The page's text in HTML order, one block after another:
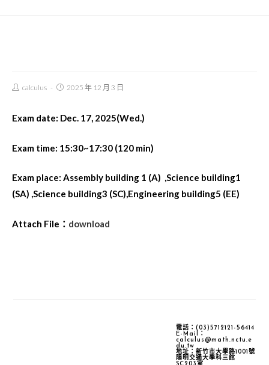
Postcalculus
Post2025 年 12 月 3 日
Exam date: Dec. 17, 2025(Wed.)
Exam time: 15:30~17:30 (120 min)
Exam place: Assembly building 1 (A) ,Science building1
(SA) ,Science building3 (SC),Engineering building5 (EE)
Attach File： download
電話：(03)5712121-56414
E-Mail：
calculus@math.nctu.e
du.tw
地址：新竹市大學路1001號
陽明交通大學科三館